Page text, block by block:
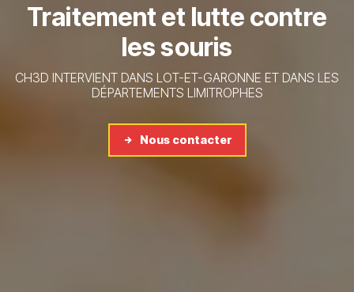
Traitement et lutte contre
les souris
CH3D INTERVIENT DANS LOT-ET-GARONNE ET DANS LES
DÉPARTEMENTS LIMITROPHES
Nous contacter